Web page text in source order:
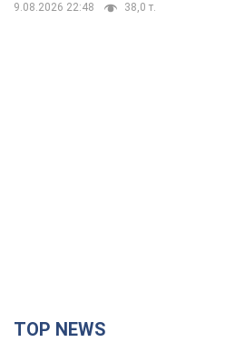
9.08.2026 22:48 38,0 т.
TOP NEWS